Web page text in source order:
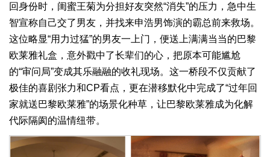
回身份时，闺蜜王菊为分担好友突然“消失”的压力，急中生
智宣称自己交了男友，并找来申浩男饰演的霸总前来救场。
这位略显“用力过猛”的男友一上门，便送上满满当当的巴黎
欧莱雅礼盒，意外戳中了长辈们的心，把原本可能尴尬
的“审问局”变成其乐融融的收礼现场。这一桥段不仅贡献了
极佳的喜剧张力和CP看点，更在潜移默化中完成了“过年回
家就送巴黎欧莱雅”的场景化种草，让巴黎欧莱雅成为化解
代际隔阂的温情纽带。